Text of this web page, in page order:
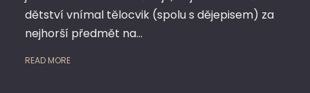
dětství vnímal tělocvik (spolu s dějepisem) za
nejhorší předmět na…
READ MORE